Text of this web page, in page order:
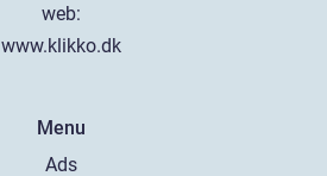
web:
www.klikko.dk
Menu
Ads